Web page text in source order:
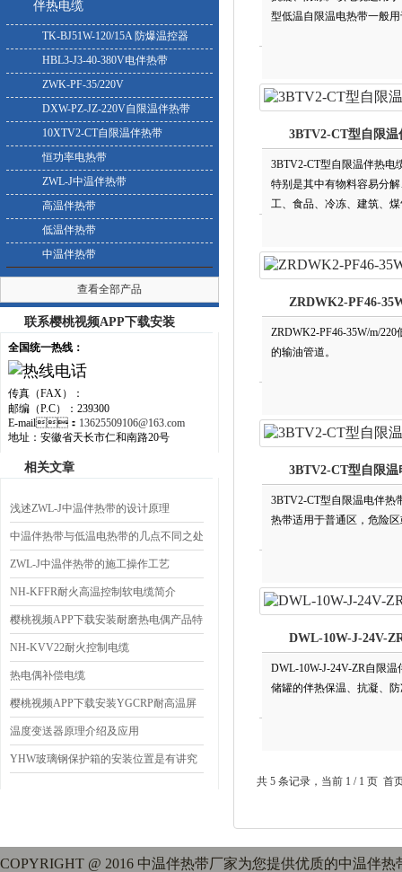
伴热电缆
TK-BJ51W-120/15A 防爆温控器
HBL3-J3-40-380V电伴热带
ZWK-PF-35/220V
DXW-PZ-JZ-220V自限温伴热带
10XTV2-CT自限温伴热带
恒功率电热带
ZWL-J中温伴热带
高温伴热带
低温伴热带
中温伴热带
查看全部产品
联系樱桃视频APP下载安装
全国统一热线：
传真（FAX）：
邮编（P.C）：239300
E-mail： 13625509106@163.com
地址：安徽省天长市仁和南路20号
相关文章
浅述ZWL-J中温伴热带的设计原理
中温伴热带与低温电热带的几点不同之处
ZWL-J中温伴热带的施工操作工艺
NH-KFFR耐火高温控制软电缆简介
樱桃视频APP下载安装耐磨热电偶产品特
点
NH-KVV22耐火控制电缆
热电偶补偿电缆
樱桃视频APP下载安装YGCRP耐高温屏
蔽型硅橡胶电缆工艺要求
温度变送器原理介绍及应用
YHW玻璃钢保护箱的安装位置是有讲究
型低温自限温电热带一般用于
3BTV2-CT型自限温
3BTV2-CT型自限温伴热电缆，
特别是其中有物料容易分解、
工、食品、冷冻、建筑
ZRDWK2-PF46-
ZRDWK2-PF46-35W/m/
的输油管道。
3BTV2-CT型自限温
3BTV2-CT型自限温电伴热带
热带适用于普通区，危险区或
DWL-10W-J-24V-
DWL-10W-J-24V-ZR自限温伴热
储罐的伴热保温、抗凝、防
共 5 条记录，当前 1 / 1 页
COPYRIGHT @ 2016 中温伴热带厂家为您提供优质的中温伴热